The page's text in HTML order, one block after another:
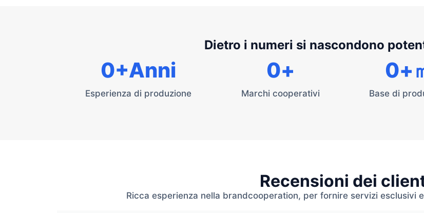
Dietro i numeri si nascondono
Esperienza di produzione
0+Anni
Marchi cooperativi
0+
Base di
0+
Recensioni dei
Ricca esperienza nella brandcooperation, per fornire servizi esclusivi